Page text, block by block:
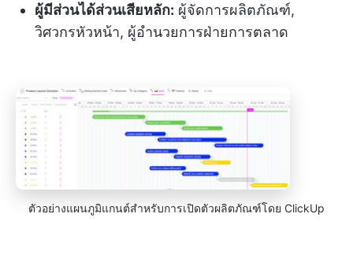
ผู้มีส่วนได้ส่วนเสียหลัก: ผู้จัดการผลิตภัณฑ์,
วิศวกรหัวหน้า, ผู้อำนวยการฝ่ายการตลาด
ตัวอย่างแผนภูมิแกนต์สำหรับการเปิดตัวผลิตภัณฑ์โดย ClickUp